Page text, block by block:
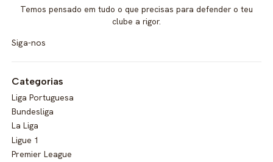
Temos pensado em tudo o que precisas para defender o teu
clube a rigor.
Siga-nos
Categorias
Liga Portuguesa
Bundesliga
La Liga
Ligue 1
Premier League